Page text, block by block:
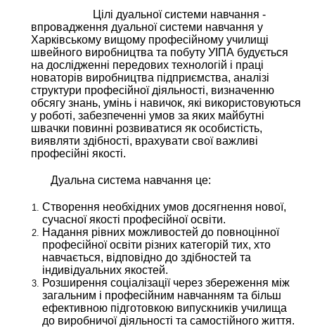
Цілі дуальної системи навчання -
впровадження дуальної системи навчання у
Харківському вищому професійному училищі
швейного виробництва та побуту УІПА будується
на дослідженні передових технологій і праці
новаторів виробництва підприємства, аналізі
структури професійної діяльності, визначенню
обсягу знань, умінь і навичок, які використовуються
у роботі, забезпеченні умов за яких майбутні
швачки повинні розвиватися як особистість,
виявляти здібності, врахувати свої важливі
професійні якості.
Дуальна система навчання це:
Створення необхідних умов досягнення нової,
сучасної якості професійної освіти.
Надання рівних можливостей до повноцінної
професійної освіти різних категорій тих, хто
навчається, відповідно до здібностей та
індивідуальних якостей.
Розширення соціалізації через збереження між
загальним і професійним навчанням та більш
ефективною підготовкою випускників училища
до виробничої діяльності та самостійного життя.